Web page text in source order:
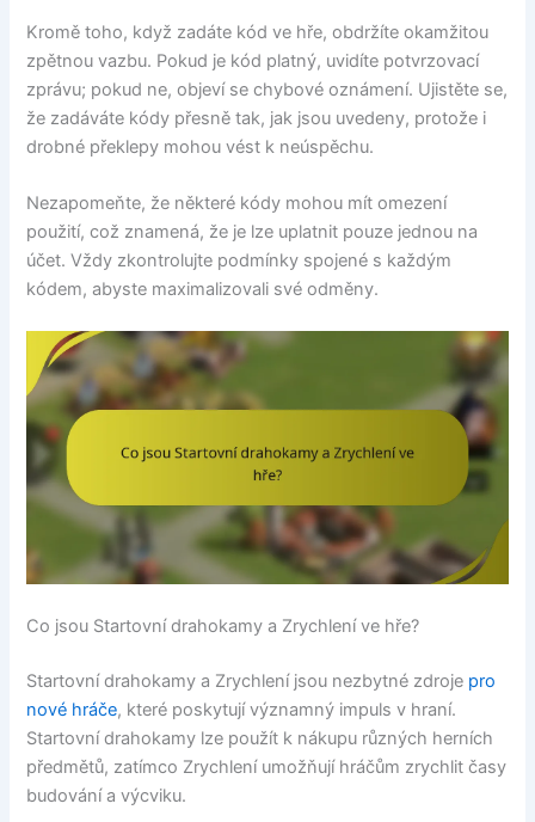
Kromě toho, když zadáte kód ve hře, obdržíte okamžitou
zpětnou vazbu. Pokud je kód platný, uvidíte potvrzovací
zprávu; pokud ne, objeví se chybové oznámení. Ujistěte se,
že zadáváte kódy přesně tak, jak jsou uvedeny, protože i
drobné překlepy mohou vést k neúspěchu.
Nezapomeňte, že některé kódy mohou mít omezení
použití, což znamená, že je lze uplatnit pouze jednou na
účet. Vždy zkontrolujte podmínky spojené s každým
kódem, abyste maximalizovali své odměny.
Co jsou Startovní drahokamy a Zrychlení ve hře?
Startovní drahokamy a Zrychlení jsou nezbytné zdroje pro
nové hráče, které poskytují významný impuls v hraní.
Startovní drahokamy lze použít k nákupu různých herních
předmětů, zatímco Zrychlení umožňují hráčům zrychlit časy
budování a výcviku.